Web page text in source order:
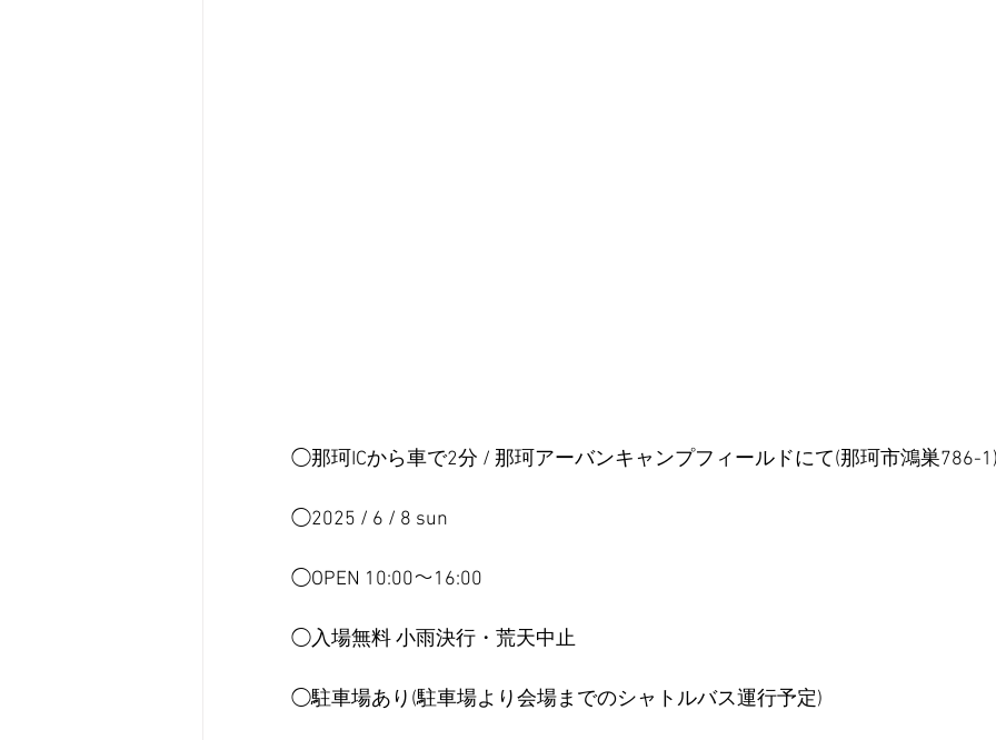
◯那珂ICから車で2分 / 那珂アーバンキャンプフィールドにて(那珂市鴻巣786-
◯2025 / 6 / 8 sun
◯OPEN 10:00～16:00
◯入場無料 小雨決行・荒天中止
◯駐車場あり(駐車場より会場までのシャトルバス運行予定)